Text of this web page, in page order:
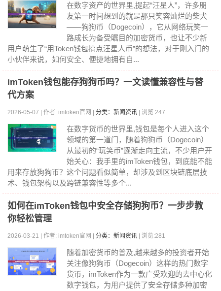
在数字资产的世界里,提起“汪星人”，许多朋
友第一时间想到的就是那只笑容灿烂的柴犬
——狗狗币（Dogecoin），它从网络玩笑一
路成长为备受瞩目的加密货币，也让不少新
用户萌生了“用Token钱包搞点汪星人币”的想法，对于刚入门的
小伙伴来说，如何安全、便捷地拥有自...
imToken钱包能存狗狗币吗？一文读懂兼容性与替
代方案
2026-05-07 | 作者: imtoken官网 | 分类：新闻资讯 | 浏览:247
在数字货币的世界里,钱包是每个人进入这个
领域的第一道门，随着狗狗币（Dogecoin）
从最初的“玩笑币”逐渐走向主流，不少用户开
始关心：我手里的imToken钱包，到底能不能
用来存放狗狗币？这个问题看似简单，却涉及到区块链底层技
术、钱包架构以及跨链兼容性等多个...
如何在imToken钱包中安全存储狗狗币？一步步教
你轻松管理
2026-03-21 | 作者: imtoken官网 | 分类：新闻资讯 | 浏览:281
随着加密货币的普及,越来越多的投资者开始
关注像狗狗币（Dogecoin）这样的热门数字
货币，imToken作为一款广受欢迎的去中心化
数字钱包，为用户提供了安全存储多种加密